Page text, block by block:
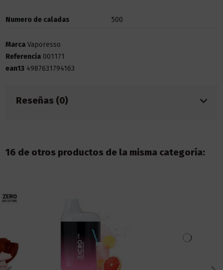
Numero de caladas 500
Marca Vaporesso
Referencia 001171
ean13 4987631794163
Reseñas (0)
16 de otros productos de la misma categoría: